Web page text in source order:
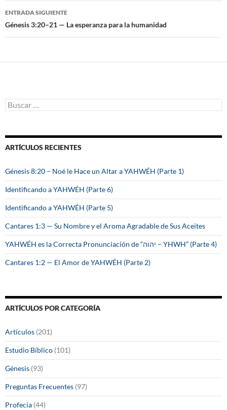
de
entradas
ENTRADA SIGUIENTE
Génesis 3:20–21 — La esperanza para la humanidad
B
u
a
r
ARTÍCULOS RECIENTES
Génesis 8:20 – Noé le Hace un Altar a YAHWÉH (Parte 1)
Identificando a YAHWÉH (Parte 6)
Identificando a YAHWÉH (Parte 5)
Cantares 1:3 — Su Nombre y el Aroma Agradable de Sus Aceites
YAHWÉH es la Correcta Pronunciación de “יהוה – YHWH” (Parte 4)
Cantares 1:2 — El Amor de YAHWÉH (Parte 2)
ARTÍCULOS POR CATEGORÍA
Artículos (201)
Estudio Bíblico (101)
Génesis (93)
Preguntas Frecuentes (97)
Profecía (44)